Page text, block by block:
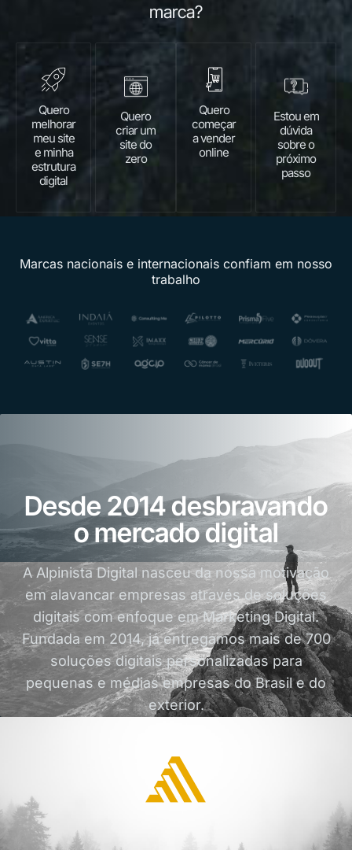
marca?
Quero
melhorar
meu site
e minha
estrutura
digital
Quero
criar um
site do
zero
Quero
começar
a vender
online
Estou em
dúvida
sobre o
próximo
passo
Marcas nacionais e internacionais confiam em nosso
trabalho
Desde 2014 desbravando
o mercado digital
A Alpinista Digital nasceu da nossa motivação
em alavancar empresas através de soluções
digitais com enfoque em Marketing Digital.
Fundada em 2014, já entregamos mais de 700
soluções digitais personalizadas para
pequenas e médias empresas do Brasil e do
exterior.